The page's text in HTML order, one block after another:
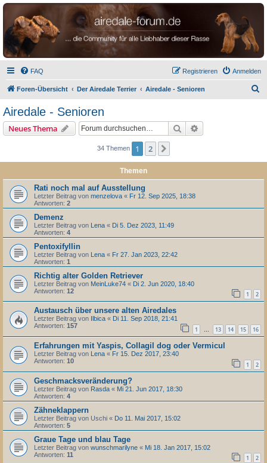
airedale-forum.de
FAQ Anmelden
Registrieren
Foren-Übersicht Der Airedale Terrier Airedale - Senioren
Airedale - Senioren
Neues Thema Suche
34 Themen 1 2
Themen
Rati noch mal auf Ausstellung
Letzter Beitrag von menzelova « Fr 12. Sep 2025, 18:38
Antworten: 2
Demenz
Letzter Beitrag von Lena « Di 5. Dez 2023, 11:49
Antworten: 4
Pentoxifyllin
Letzter Beitrag von Lena « Fr 27. Jan 2023, 22:42
Antworten: 1
Richtig alter Golden Retriever
Letzter Beitrag von MeinLuke74 « Di 2. Jun 2020, 18:40
Antworten: 12 1 2
Austausch über unsere alten Airedales
Letzter Beitrag von Ilbica « Di 11. Sep 2018, 21:41
Antworten: 157 1 … 13 14 15 16
Erfahrungen mit Yaspis, Collagil dog oder Vermicul
Letzter Beitrag von Lena « Fr 15. Dez 2017, 23:40
Antworten: 10 1 2
Geschmacksveränderung?
Letzter Beitrag von Rasda « Mi 21. Jun 2017, 18:30
Antworten: 4
Zähneklappern
Letzter Beitrag von Uschi « Do 11. Mai 2017, 15:02
Antworten: 5
Graue Tage und blau Tage
Letzter Beitrag von wunschmarilyne « Mi 18. Jan 2017, 15:02
Antworten: 11 1 2